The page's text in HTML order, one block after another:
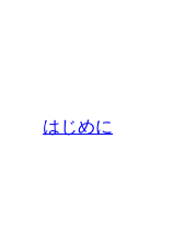
はじめに